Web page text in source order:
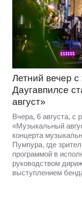
Летний вечер
Даугавпилсе
август»
Вчера, 6 августа, с
«Музыкальный
концерта
Пумпура, где
программой в
руководством
выступлением